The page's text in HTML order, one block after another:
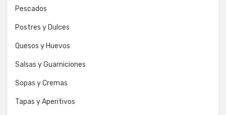
Pescados
Postres y Dulces
Quesos y Huevos
Salsas y Guarniciones
Sopas y Cremas
Tapas y Aperitivos